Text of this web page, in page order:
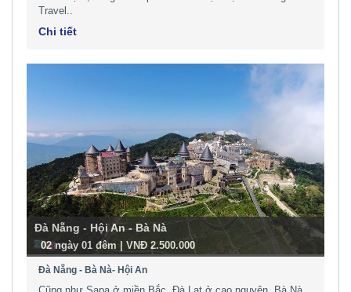
Travel..
Chi tiết
Đà Nẵng - Hội An - Bà Nà
-02 ngày 01 đêm | VNĐ 2.500.000
Đà Nẵng - Bà Nà- Hội An